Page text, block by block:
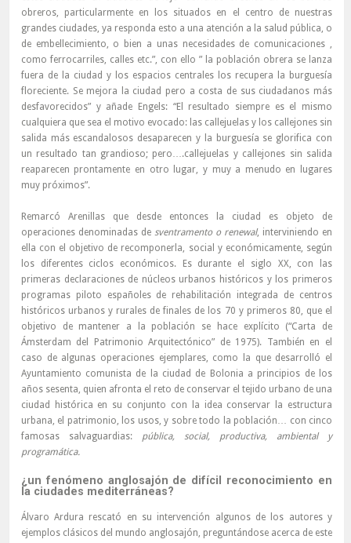
obreros, particularmente en los situados en el centro de nuestras
grandes ciudades, ya responda esto a una atención a la salud pública, o
de embellecimiento, o bien a unas necesidades de comunicaciones ,
como ferrocarriles, calles etc.”, con ello ” la población obrera se lanza
fuera de la ciudad y los espacios centrales los recupera la burguesía
floreciente. Se mejora la ciudad pero a costa de sus ciudadanos más
desfavorecidos” y añade Engels: “El resultado siempre es el mismo
cualquiera que sea el motivo evocado: las callejuelas y los callejones sin
salida más escandalosos desaparecen y la burguesía se glorifica con
un resultado tan grandioso; pero….callejuelas y callejones sin salida
reaparecen prontamente en otro lugar, y muy a menudo en lugares
muy próximos”.
Remarcó Arenillas que desde entonces la ciudad es objeto de
operaciones denominadas de sventramento o renewal, interviniendo en
ella con el objetivo de recomponerla, social y económicamente, según
los diferentes ciclos económicos. Es durante el siglo XX, con las
primeras declaraciones de núcleos urbanos históricos y los primeros
programas piloto españoles de rehabilitación integrada de centros
históricos urbanos y rurales de finales de los 70 y primeros 80, que el
objetivo de mantener a la población se hace explícito (“Carta de
Ámsterdam del Patrimonio Arquitectónico” de 1975). También en el
caso de algunas operaciones ejemplares, como la que desarrolló el
Ayuntamiento comunista de la ciudad de Bolonia a principios de los
años sesenta, quien afronta el reto de conservar el tejido urbano de una
ciudad histórica en su conjunto con la idea conservar la estructura
urbana, el patrimonio, los usos, y sobre todo la población… con cinco
famosas salvaguardias: pública, social, productiva, ambiental y
programática.
¿un fenómeno anglosajón de difícil reconocimiento en
la ciudades mediterráneas?
Álvaro Ardura rescató en su intervención algunos de los autores y
ejemplos clásicos del mundo anglosajón, preguntándose acerca de este